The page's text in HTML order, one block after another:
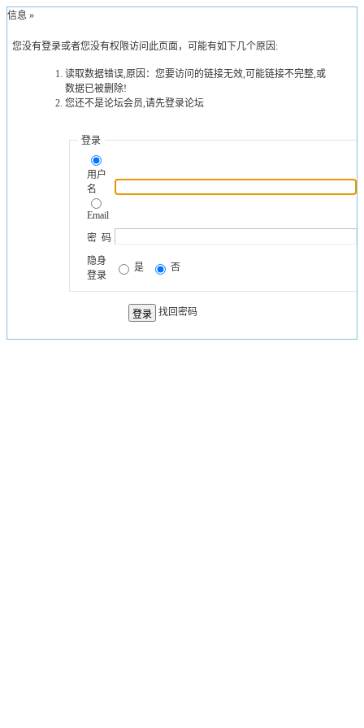
信息 »
您没有登录或者您没有权限访问此页面，可能有如下几个原因:
读取数据错误,原因：您要访问的链接无效,可能链接不完整,或
数据已被删除!
您还不是论坛会员,请先登录论坛
登录
用户
名
Email
密 码
隐身
登录
是 否
找回密码